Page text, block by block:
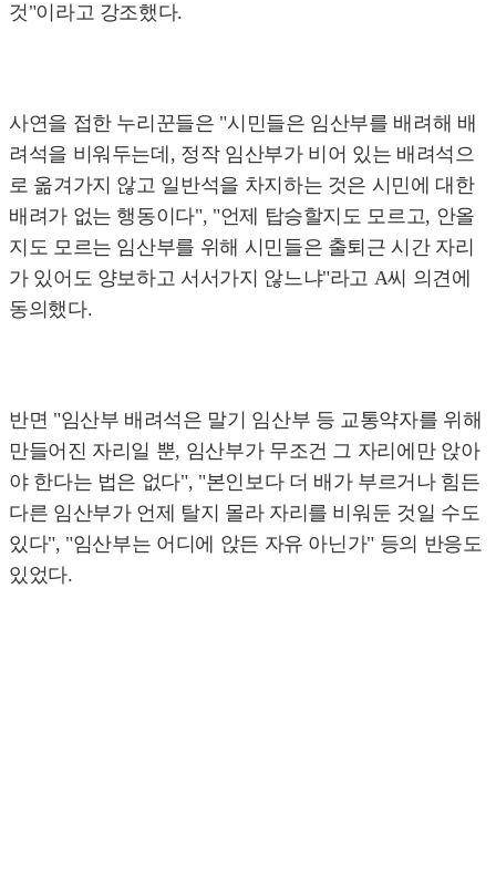
것"이라고 강조했다.
사연을 접한 누리꾼들은 "시민들은 임산부를 배려해 배
려석을 비워두는데, 정작 임산부가 비어 있는 배려석으
로 옮겨가지 않고 일반석을 차지하는 것은 시민에 대한
배려가 없는 행동이다", "언제 탑승할지도 모르고, 안올
지도 모르는 임산부를 위해 시민들은 출퇴근 시간 자리
가 있어도 양보하고 서서가지 않느냐"라고 A씨 의견에
동의했다.
반면 "임산부 배려석은 말기 임산부 등 교통약자를 위해
만들어진 자리일 뿐, 임산부가 무조건 그 자리에만 앉아
야 한다는 법은 없다", "본인보다 더 배가 부르거나 힘든
다른 임산부가 언제 탈지 몰라 자리를 비워둔 것일 수도
있다", "임산부는 어디에 앉든 자유 아닌가" 등의 반응도
있었다.